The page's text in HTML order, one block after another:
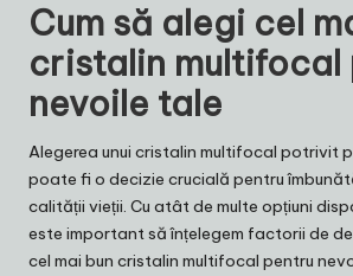
Cum să alegi cel
cristalin multifocal
nevoile tale
Alegerea unui cristalin multifocal potrivit
poate fi o decizie crucială pentru
calității vieții. Cu atât de multe opțiuni
este important să înțelegem factorii de
cel mai bun cristalin multifocal pentru